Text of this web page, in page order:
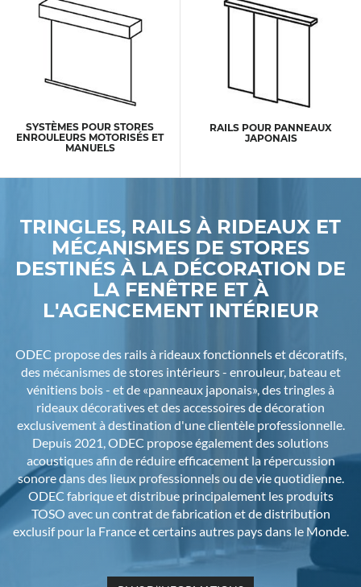
SYSTÈMES POUR STORES
ENROULEURS MOTORISÉS ET
MANUELS
RAILS POUR PANNEAUX
JAPONAIS
TRINGLES, RAILS À RIDEAUX ET
MÉCANISMES DE STORES
DESTINÉS À LA DÉCORATION DE
LA FENÊTRE ET À
L'AGENCEMENT INTÉRIEUR
ODEC propose des rails à rideaux fonctionnels et décoratifs,
des mécanismes de stores intérieurs - enrouleur, bateau et
vénitiens bois - et de «panneaux japonais», des tringles à
rideaux décoratives et des accessoires de décoration
exclusivement à destination d'une clientèle professionnelle.
Depuis 2021, ODEC propose également des solutions
acoustiques afin de réduire efficacement la répercussion
sonore dans des lieux professionnels ou de vie quotidienne.
ODEC fabrique et distribue principalement les produits
TOSO avec un contrat de fabrication et de distribution
exclusif pour la France et certains autres pays dans le Monde.